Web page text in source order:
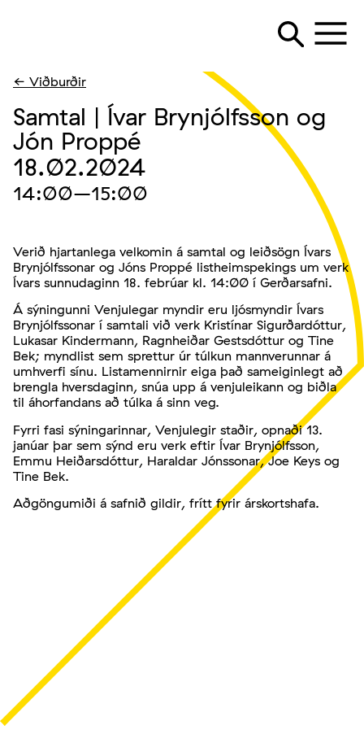
← Viðburðir
Samtal | Ívar Brynjólfsson og
Jón Proppé
18.02.2024
14:00–15:00
Verið hjartanlega velkomin á samtal og leiðsögn Ívars
Brynjólfssonar og Jóns Proppé listheimspekings um verk
Ívars sunnudaginn 18. febrúar kl. 14:00 í Gerðarsafni.
Á sýningunni Venjulegar myndir eru ljósmyndir Ívars
Brynjólfssonar í samtali við verk Kristínar Sigurðardóttur,
Lukasar Kindermann, Ragnheiðar Gestsdóttur og Tine
Bek; myndlist sem sprettur úr túlkun mannverunnar á
umhverfi sínu. Listamennirnir eiga það sameiginlegt að
brengla hversdaginn, snúa upp á venjuleikann og biðla
til áhorfandans að túlka á sinn veg.
Fyrri fasi sýningarinnar, Venjulegir staðir, opnaði 13.
janúar þar sem sýnd eru verk eftir Ívar Brynjólfsson,
Emmu Heiðarsdóttur, Haraldar Jónssonar, Joe Keys og
Tine Bek.
Aðgöngumiði á safnið gildir, frítt fyrir árskortshafa.